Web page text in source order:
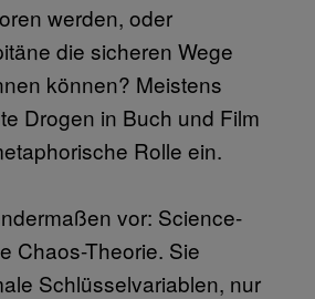
werden, oder
die sicheren Wege
können? Meistens
Drogen in Buch und Film
Rolle ein.
vor: Science-
Chaos-Theorie. Sie
Schlüsselvariablen, nur